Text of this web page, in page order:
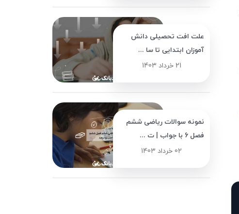
علت افت تحصیلی دانش
آموزان ابتدایی تا سا ...
21 خرداد 1403
نمونه سوالات ریاضی ششم
فصل 6 با جواب | ت ...
02 خرداد 1403